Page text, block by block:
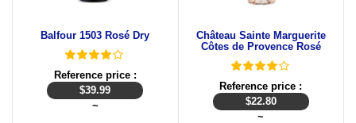
Balfour 1503 Rosé Dry
Reference price :
$39.99
~
Château Sainte Marguerite
Côtes de Provence Rosé
Reference price :
$22.80
~